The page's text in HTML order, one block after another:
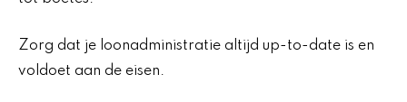
Zorg dat je loonadministratie altijd up-to-date is en
voldoet aan de eisen.